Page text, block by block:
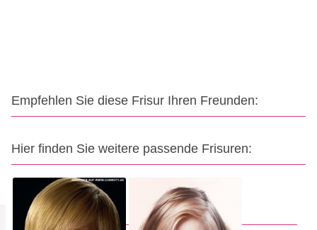
Empfehlen Sie diese Frisur Ihren Freunden:
Hier finden Sie weitere passende Frisuren: